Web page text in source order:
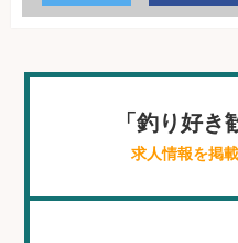
「釣り好
求人情報を掲